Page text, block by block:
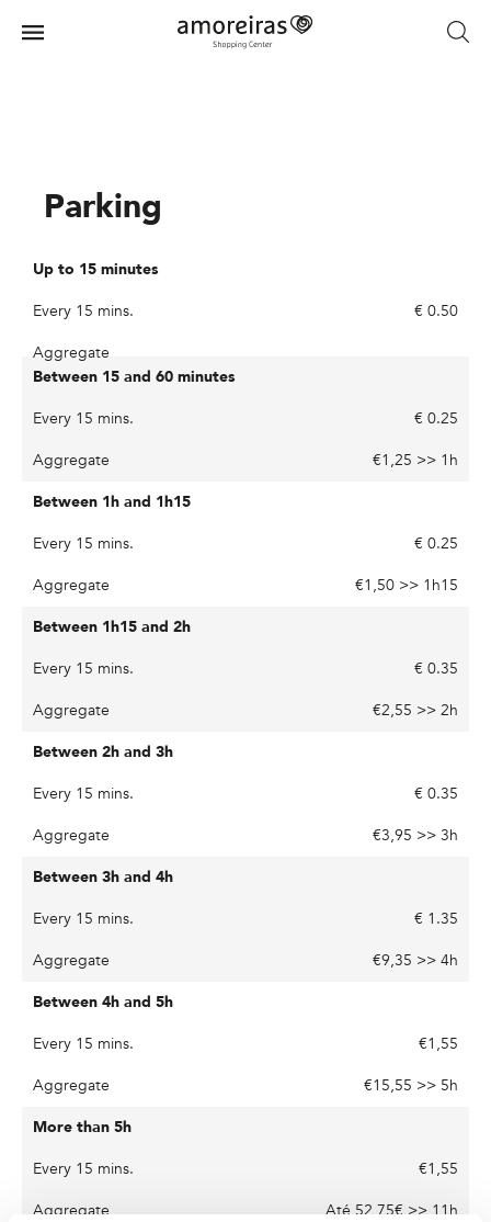
main
Home
Menu
Parking
€ 0.50
€ 0.25
€1,25 >> 1h
€ 0.25
€1,50 >> 1h15
€ 0.35
€2,55 >> 2h
€ 0.35
€3,95 >> 3h
€ 1.35
€9,35 >> 4h
€1,55
€15,55 >> 5h
€1,55
Até 52,75€ >> 11h